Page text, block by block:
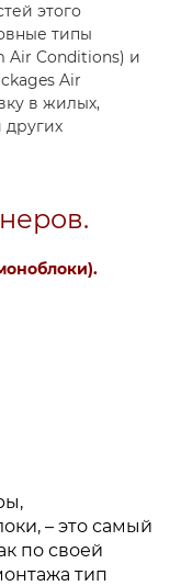
этого
типы
Air Conditions) и
Air
в жилых,
других
– это самый
по своей
тип